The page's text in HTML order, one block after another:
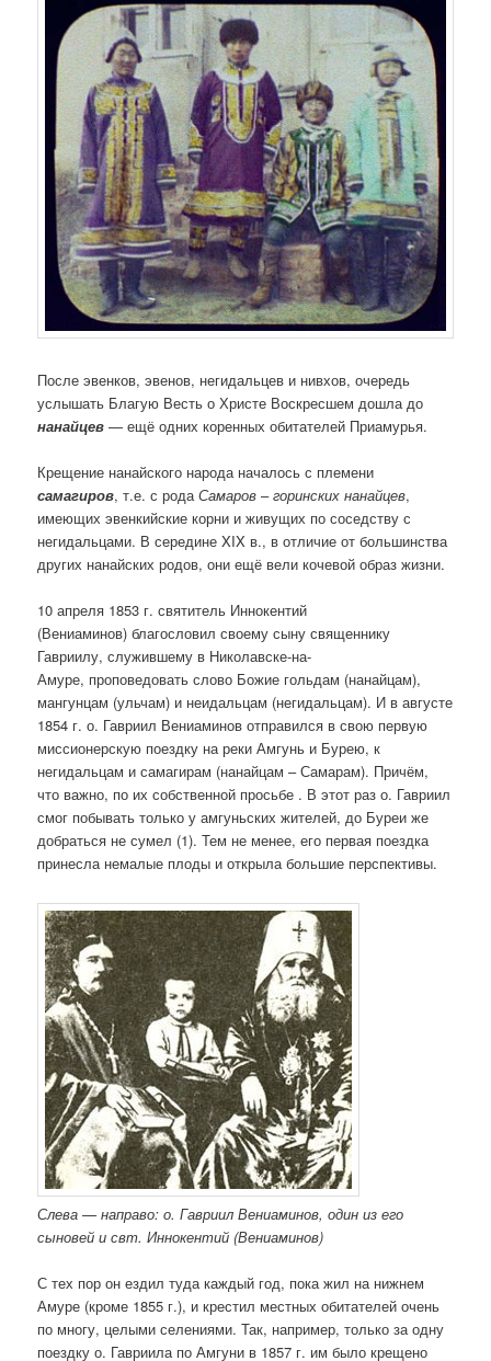
После эвенков, эвенов, негидальцев и нивхов, очередь
услышать Благую Весть о Христе Воскресшем дошла до
нанайцев — ещё одних коренных обитателей Приамурья.
Крещение нанайского народа началось с племени
самагиров, т.е. с рода Самаров –горинских нанайцев,
имеющих эвенкийские корни и живущих по соседству с
негидальцами. В середине XIX в., в отличие от большинства
других нанайских родов, они ещё вели кочевой образ жизни.
10 апреля 1853 г. святитель Иннокентий
(Вениаминов) благословил своему сыну священнику
Гавриилу, служившему в Николавске-на-
Амуре, проповедовать слово Божие гольдам (нанайцам),
мангунцам (ульчам) и неидальцам (негидальцам). И в августе
1854 г. о. Гавриил Вениаминов отправился в свою первую
миссионерскую поездку на реки Амгунь и Бурею, к
негидальцам и самагирам (нанайцам – Самарам). Причём,
что важно, по их собственной просьбе . В этот раз о. Гавриил
смог побывать только у амгуньских жителей, до Буреи же
добраться не сумел (1). Тем не менее, его первая поездка
принесла немалые плоды и открыла большие перспективы.
Слева — направо: о. Гавриил Вениаминов, один из его
сыновей и свт. Иннокентий (Вениаминов)
С тех пор он ездил туда каждый год, пока жил на нижнем
Амуре (кроме 1855 г.), и крестил местных обитателей очень
по многу, целыми селениями. Так, например, только за одну
поездку о. Гавриила по Амгуни в 1857 г. им было крещено